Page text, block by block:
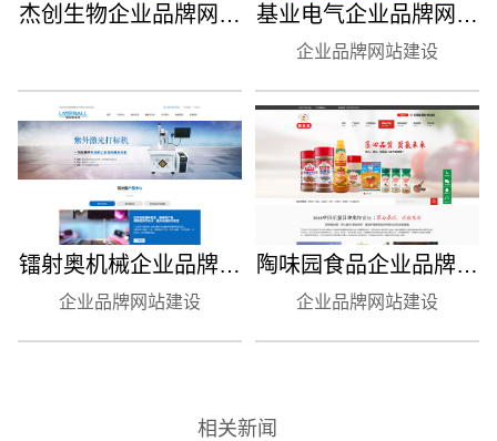
杰创生物企业品牌网站
基业电气企业品牌网站
建设制作案例
企业品牌网站建设
镭射奥机械企业品牌网
站建设
企业品牌网站建设
陶味园食品企业品牌网
站建设
企业品牌网站建设
相关新闻